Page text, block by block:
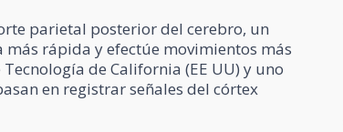
parietal posterior del cerebro, un
rápida y efectúe movimientos más
de California (EE UU) y uno
en registrar señales del córtex